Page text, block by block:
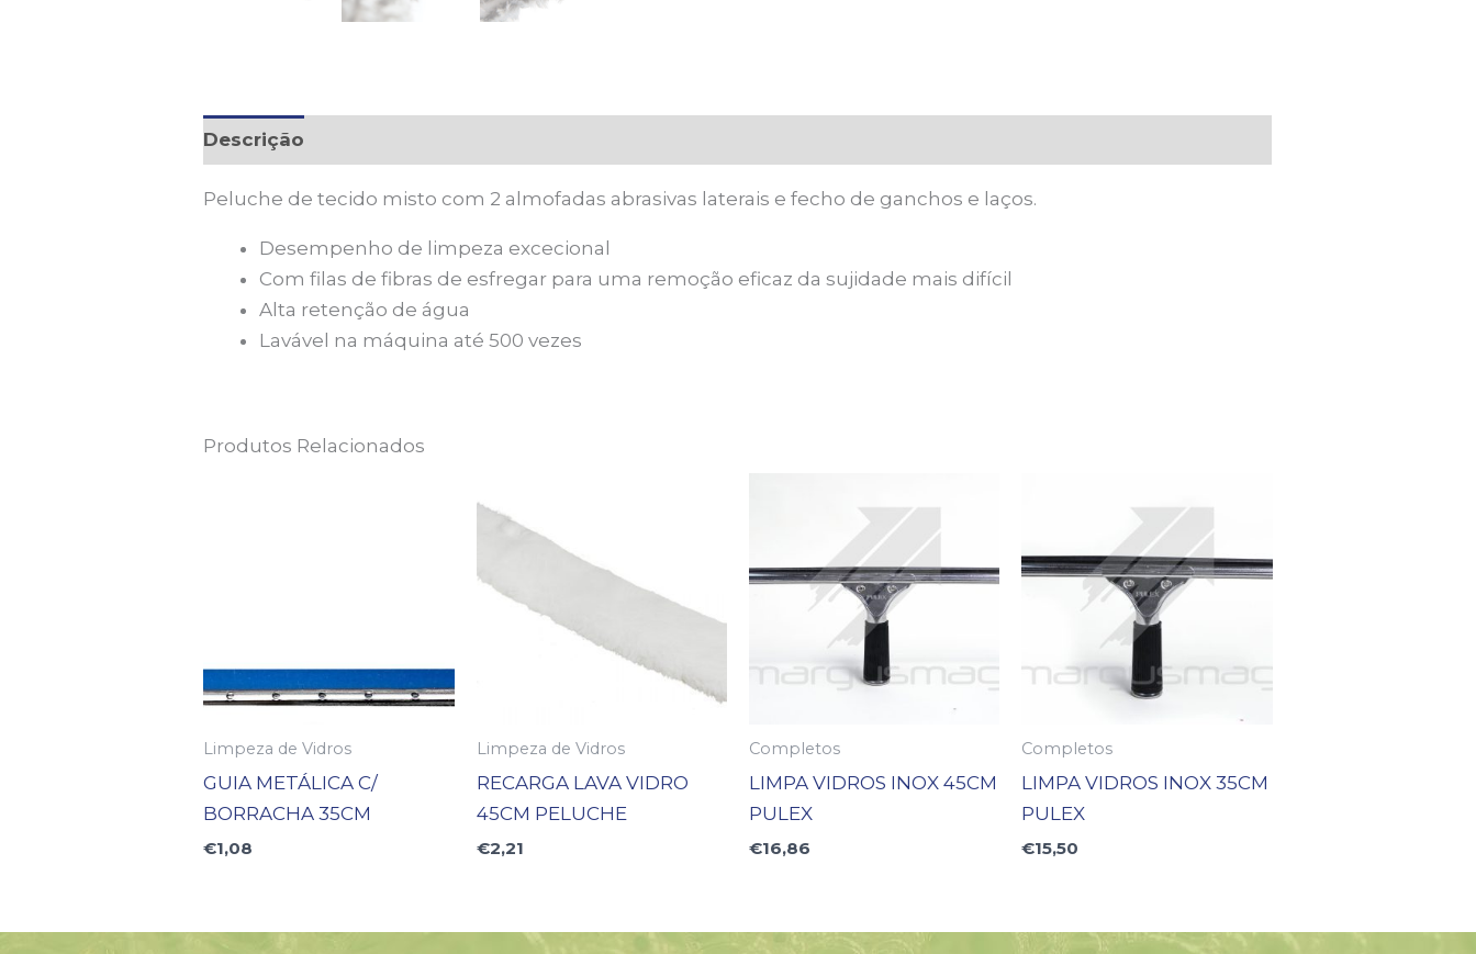
Descrição
Peluche de tecido misto com 2 almofadas abrasivas laterais e fecho de ganchos e laços.
Desempenho de limpeza excecional
Com filas de fibras de esfregar para uma remoção eficaz da sujidade mais difícil
Alta retenção de água
Lavável na máquina até 500 vezes
Produtos Relacionados
Limpeza de Vidros
GUIA METÁLICA C/
BORRACHA 35CM
€1,08
Limpeza de Vidros
RECARGA LAVA VIDRO
45CM PELUCHE
€2,21
Completos
LIMPA VIDROS INOX 45CM
PULEX
€16,86
Completos
LIMPA VIDROS INOX 35CM
PULEX
€15,50